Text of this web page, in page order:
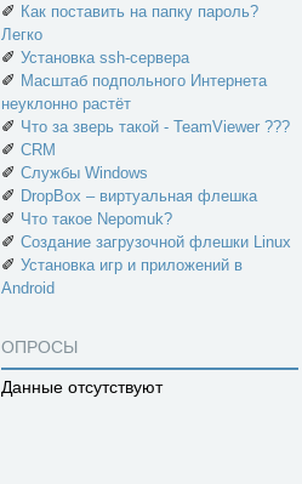
✐ Как поставить на папку пароль?
Легко
✐ Установка ssh-сервера
✐ Масштаб подпольного Интернета
неуклонно растёт
✐ Что за зверь такой - TeamViewer ???
✐ CRM
✐ Службы Windows
✐ DropBox – виртуальная флешка
✐ Что такое Nepomuk?
✐ Создание загрузочной флешки Linux
✐ Установка игр и приложений в
Android
ОПРОСЫ
Данные отсутствуют